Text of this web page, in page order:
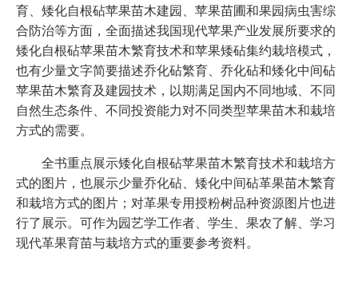
育、矮化自根砧苹果苗木建园、苹果苗圃和果园病虫害综
合防治等方面，全面描述我国现代苹果产业发展所要求的
矮化自根砧苹果苗木繁育技术和苹果矮砧集约栽培模式，
也有少量文字简要描述乔化砧繁育、乔化砧和矮化中间砧
苹果苗木繁育及建园技术，以期满足国内不同地域、不同
自然生态条件、不同投资能力对不同类型苹果苗木和栽培
方式的需要。
全书重点展示矮化自根砧苹果苗木繁育技术和栽培方
式的图片，也展示少量乔化砧、矮化中间砧革果苗木繁育
和栽培方式的图片；对革果专用授粉树品种资源图片也进
行了展示。可作为园艺学工作者、学生、果农了解、学习
现代革果育苗与栽培方式的重要参考资料。